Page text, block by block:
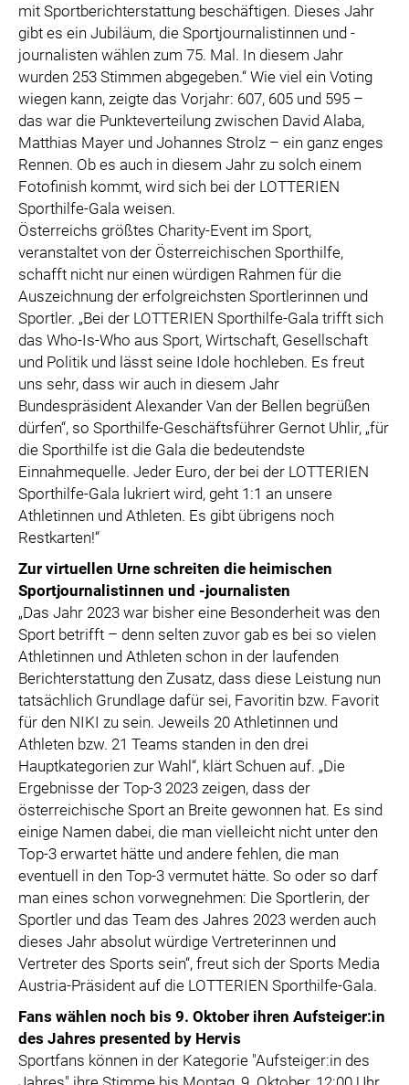
mit Sportberichterstattung beschäftigen. Dieses Jahr
gibt es ein Jubiläum, die Sportjournalistinnen und -
journalisten wählen zum 75. Mal. In diesem Jahr
wurden 253 Stimmen abgegeben.“ Wie viel ein Voting
wiegen kann, zeigte das Vorjahr: 607, 605 und 595 –
das war die Punkteverteilung zwischen David Alaba,
Matthias Mayer und Johannes Strolz – ein ganz enges
Rennen. Ob es auch in diesem Jahr zu solch einem
Fotofinish kommt, wird sich bei der LOTTERIEN
Sporthilfe-Gala weisen.
Österreichs größtes Charity-Event im Sport,
veranstaltet von der Österreichischen Sporthilfe,
schafft nicht nur einen würdigen Rahmen für die
Auszeichnung der erfolgreichsten Sportlerinnen und
Sportler. „Bei der LOTTERIEN Sporthilfe-Gala trifft sich
das Who-Is-Who aus Sport, Wirtschaft, Gesellschaft
und Politik und lässt seine Idole hochleben. Es freut
uns sehr, dass wir auch in diesem Jahr
Bundespräsident Alexander Van der Bellen begrüßen
dürfen“, so Sporthilfe-Geschäftsführer Gernot Uhlir, „für
die Sporthilfe ist die Gala die bedeutendste
Einnahmequelle. Jeder Euro, der bei der LOTTERIEN
Sporthilfe-Gala lukriert wird, geht 1:1 an unsere
Athletinnen und Athleten. Es gibt übrigens noch
Restkarten!“
Zur virtuellen Urne schreiten die heimischen
Sportjournalistinnen und -journalisten
„Das Jahr 2023 war bisher eine Besonderheit was den
Sport betrifft – denn selten zuvor gab es bei so vielen
Athletinnen und Athleten schon in der laufenden
Berichterstattung den Zusatz, dass diese Leistung nun
tatsächlich Grundlage dafür sei, Favoritin bzw. Favorit
für den NIKI zu sein. Jeweils 20 Athletinnen und
Athleten bzw. 21 Teams standen in den drei
Hauptkategorien zur Wahl“, klärt Schuen auf. „Die
Ergebnisse der Top-3 2023 zeigen, dass der
österreichische Sport an Breite gewonnen hat. Es sind
einige Namen dabei, die man vielleicht nicht unter den
Top-3 erwartet hätte und andere fehlen, die man
eventuell in den Top-3 vermutet hätte. So oder so darf
man eines schon vorwegnehmen: Die Sportlerin, der
Sportler und das Team des Jahres 2023 werden auch
dieses Jahr absolut würdige Vertreterinnen und
Vertreter des Sports sein“, freut sich der Sports Media
Austria-Präsident auf die LOTTERIEN Sporthilfe-Gala.
Fans wählen noch bis 9. Oktober ihren Aufsteiger:in
des Jahres presented by Hervis
Sportfans können in der Kategorie "Aufsteiger:in des